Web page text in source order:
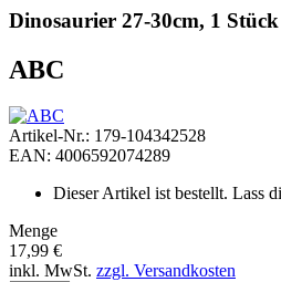
Dinosaurier 27-30cm, 1
ABC
Artikel-Nr.: 179-104342528
EAN: 4006592074289
Dieser Artikel ist bestellt. Lass
Menge
17,99 €
inkl. MwSt. zzgl. Versandkosten